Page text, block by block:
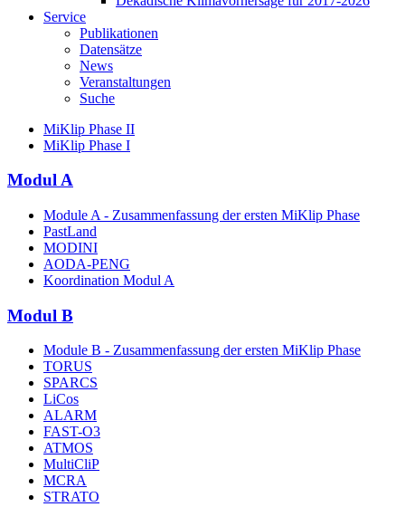
Service
Publikationen
Datensätze
News
Veranstaltungen
Suche
MiKlip Phase II
MiKlip Phase I
Modul A
Module A - Zusammenfassung der ersten MiKlip Phase
PastLand
MODINI
AODA-PENG
Koordination Modul A
Modul B
Module B - Zusammenfassung der ersten MiKlip Phase
TORUS
SPARCS
LiCos
ALARM
FAST-O3
ATMOS
MultiCliP
MCRA
STRATO